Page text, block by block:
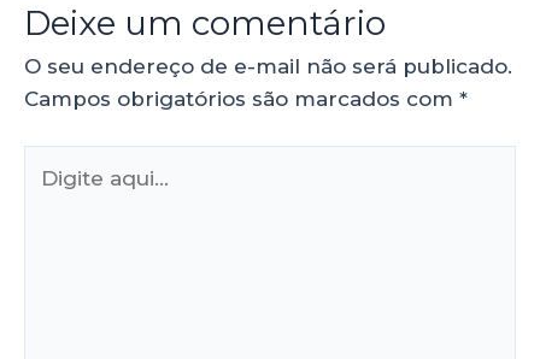
Deixe um comentário
O seu endereço de e-mail não será publicado.
Campos obrigatórios são marcados com *